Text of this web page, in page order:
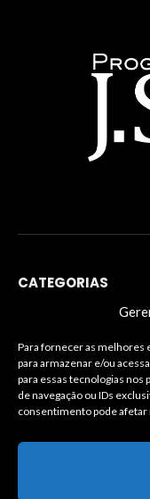
Para fornecer as melhores
para armazenar e/ou
para essas tecnologias
de navegação ou IDs
consentimento pode
CATEGORIAS
INFORMAÇÕES